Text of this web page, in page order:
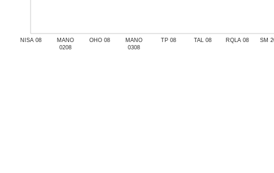
NISA 08
MANO
0208
OHO 08
MANO
0308
TP 08 TAL 08 RQLA 08 SM